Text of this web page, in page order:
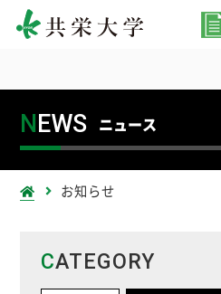
NEWS ニュース
お知らせ
CATEGORY